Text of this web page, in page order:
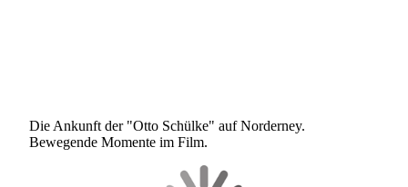
Die Ankunft der "Otto Schülke" auf Norderney.
Bewegende Momente im Film.